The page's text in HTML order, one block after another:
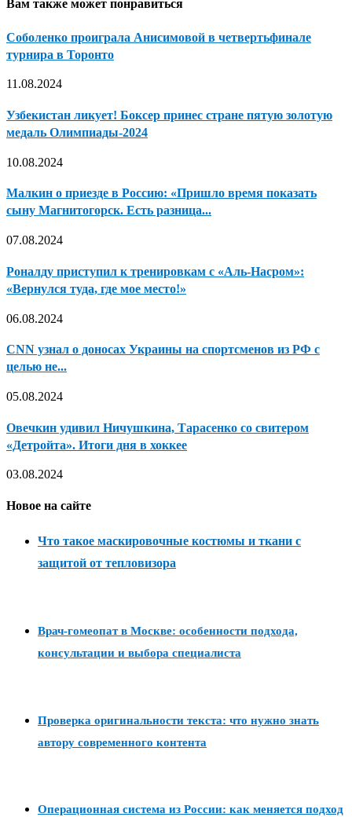
Вам также может понравиться
Соболенко проиграла Анисимовой в четвертьфинале
турнира в Торонто
11.08.2024
Узбекистан ликует! Боксер принес стране пятую золотую
медаль Олимпиады-2024
10.08.2024
Малкин о приезде в Россию: «Пришло время показать
сыну Магнитогорск. Есть разница...
07.08.2024
Роналду приступил к тренировкам с «Аль-Насром»:
«Вернулся туда, где мое место!»
06.08.2024
CNN узнал о доносах Украины на спортсменов из РФ с
целью не...
05.08.2024
Овечкин удивил Ничушкина, Тарасенко со свитером
«Детройта». Итоги дня в хоккее
03.08.2024
Новое на сайте
Что такое маскировочные костюмы и ткани с
защитой от тепловизора
Врач-гомеопат в Москве: особенности подхода,
консультации и выбора специалиста
Проверка оригинальности текста: что нужно знать
автору современного контента
Операционная система из России: как меняется подход